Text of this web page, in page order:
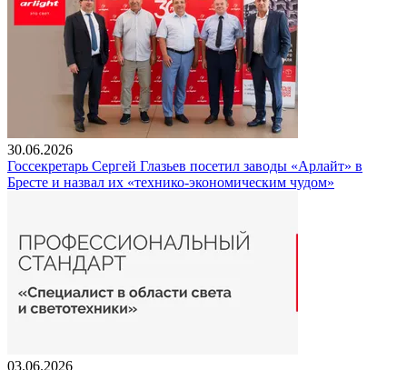
30.06.2026
Госсекретарь Сергей Глазьев посетил заводы «Арлайт» в
Бресте и назвал их «технико-экономическим чудом»
03.06.2026